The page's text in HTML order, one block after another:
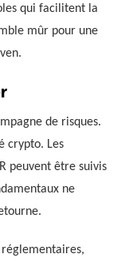
qui facilitent la
mûr pour une
de risques.
crypto. Les
peuvent être suivis
ne
réglementaires,